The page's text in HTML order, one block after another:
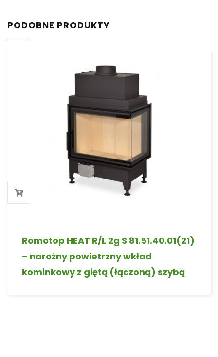
PODOBNE PRODUKTY
Romotop HEAT R/L 2g S 81.51.40.01(21)
– narożny powietrzny wkład
kominkowy z giętą (łączoną) szybą